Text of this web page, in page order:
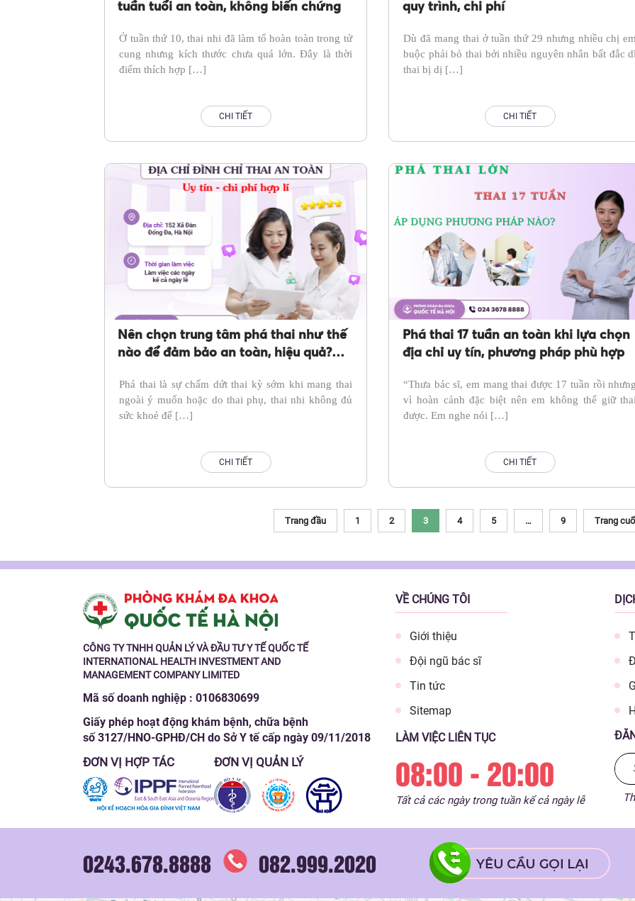
tuần tuổi an toàn, không biến chứng
Ở tuần thứ 10, thai nhi đã làm tổ hoàn toàn trong tử
cung nhưng kích thước chưa quá lớn. Đây là thời
điểm thích hợp […]
CHI TIẾT
quy trình, chi phí
Dù đã mang thai ở tuần thứ 29 nhưng nhiều chị
buộc phải bỏ thai bởi nhiều nguyên nhân bất đắc
thai bị dị […]
CHI TIẾT
Nên chọn trung tâm phá thai như thế
nào để đảm bảo an toàn, hiệu quả?
Phá thai là sự chấm dứt thai kỳ sớm khi mang thai
ngoài ý muốn hoặc do thai phụ, thai nhi không đủ
sức khoẻ để […]
CHI TIẾT
Phá thai 17 tuần an toàn khi lựa chọn
địa chỉ uy tín, phương pháp phù hợp
“Thưa bác sĩ, em mang thai được 17 tuần rồi
vì hoàn cảnh đặc biệt nên em không thể giữ
được. Em nghe nói […]
CHI TIẾT
Trang đầu 1 2 3 4 5 … 9 Trang
CÔNG TY TNHH QUẢN LÝ VÀ ĐẦU TƯ Y TẾ QUỐC TẾ
INTERNATIONAL HEALTH INVESTMENT AND
MANAGEMENT COMPANY LIMITED
Mã số doanh nghiệp : 0106830699
Giấy phép hoạt động khám bệnh, chữa bệnh
số 3127/HNO-GPHĐ/CH do Sở Y tế cấp ngày 09/11/2018
ĐƠN VỊ HỢP TÁC ĐƠN VỊ QUẢN LÝ
VỀ CHÚNG TÔI
Giới thiệu
Đội ngũ bác sĩ
Tin tức
Sitemap
LÀM VIỆC LIÊN TỤC
08:00 - 20:00
Tất cả các ngày trong tuần kể cả ngày lễ
0243.678.8888 082.999.2020